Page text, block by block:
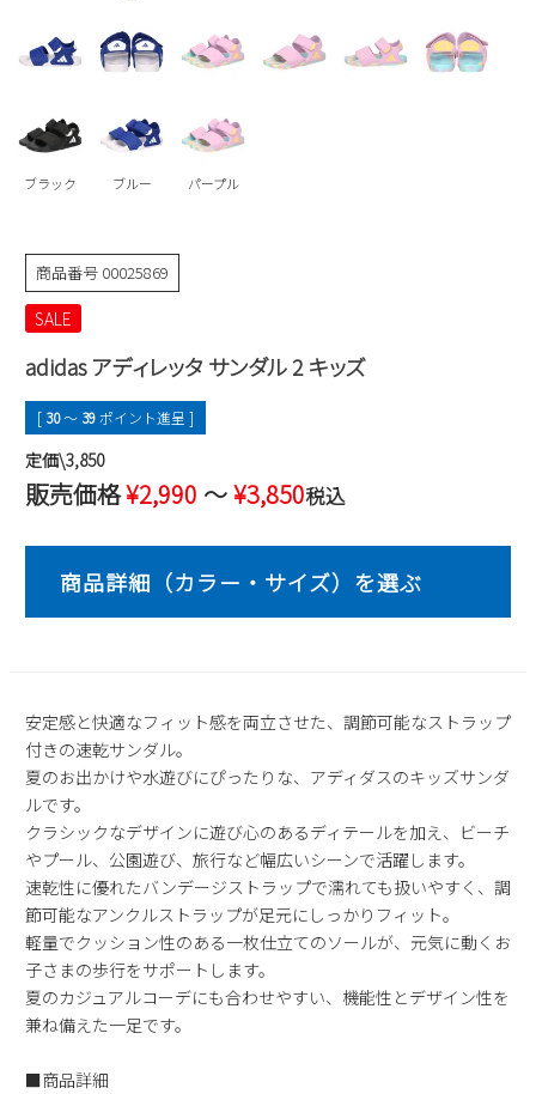
SKECHERS
new balance
puma
Parade
SKECHERS
new balance
new balance
asics
ビジネスバッグ
トートバッグ
ショルダーバッグ
財布
会員サービス
お問い合わせ
営業日カレンダー
休業日 お問い合わせ窓口休業日
2026 年8月
2
3 5 6
9
10 11 12 13 14
15
16
17 18 19 20 21
23
24 25 26 27 28
29
日 月 火 水 木 金
土
6
13
14 15 16 17 18
19
20
21 22 23 24 25
26
27
28 29 30
ブラック ブルー パープル
商品番号 00025869
SALE
adidas アディレッタ サンダル 2 キッズ
[ 30〜 39ポイント進呈 ]
定価\3,850
販売価格¥2,990 〜¥3,850税込
安定感と快適なフィット感を両立させた、調節可能なストラップ
付きの速乾サンダル。
夏のお出かけや水遊びにぴったりな、アディダスのキッズサンダ
ルです。
クラシックなデザインに遊び心のあるディテールを加え、ビーチ
やプール、公園遊び、旅行など幅広いシーンで活躍します。
速乾性に優れたバンデージストラップで濡れても扱いやすく、調
節可能なアンクルストラップが足元にしっかりフィット。
軽量でクッション性のある一枚仕立てのソールが、元気に動くお
子さまの歩行をサポートします。
夏のカジュアルコーデにも合わせやすい、機能性とデザイン性を
兼ね備えた一足です。
■商品詳細